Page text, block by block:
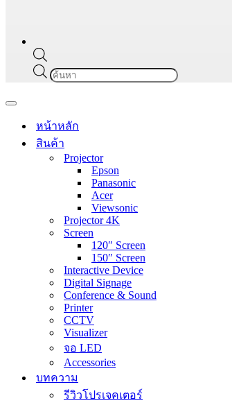
Products
search
Navigation
หน้าหลัก
สินค้า
Projector
Epson
Panasonic
Acer
Viewsonic
Projector 4K
Screen
120″ Screen
150″ Screen
Interactive Device
Digital Signage
Conference & Sound
Printer
CCTV
Visualizer
จอ LED
Accessories
บทความ
รีวิวโปรเจคเตอร์